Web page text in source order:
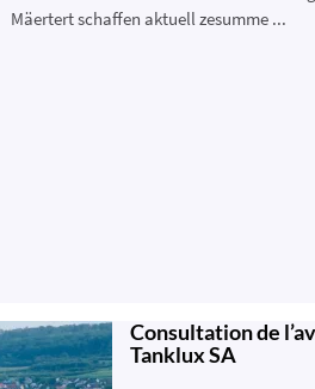
Mäertert schaffen aktuell zesumme ...
Consultation de
Tanklux SA